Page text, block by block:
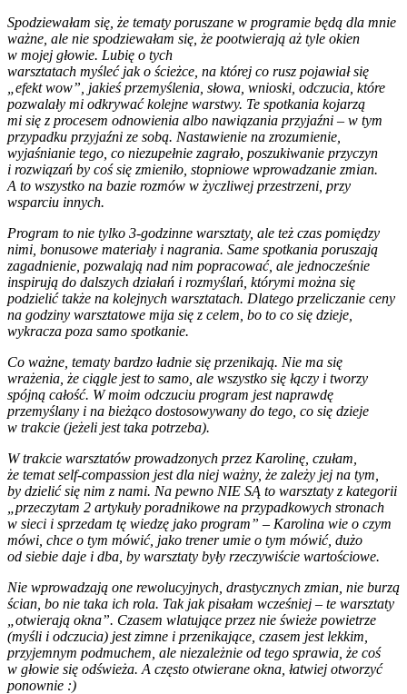
Spodziewałam się, że tematy poruszane w programie będą dla mnie
ważne, ale nie spodziewałam się, że pootwierają aż tyle okien
w mojej głowie. Lubię o tych
warsztatach myśleć jak o ścieżce, na której co rusz pojawiał się
„efekt wow”, jakieś przemyślenia, słowa, wnioski, odczucia, które
pozwalały mi odkrywać kolejne warstwy. Te spotkania kojarzą
mi się z procesem odnowienia albo nawiązania przyjaźni – w tym
przypadku przyjaźni ze sobą. Nastawienie na zrozumienie,
wyjaśnianie tego, co niezupełnie zagrało, poszukiwanie przyczyn
i rozwiązań by coś się zmieniło, stopniowe wprowadzanie zmian.
A to wszystko na bazie rozmów w życzliwej przestrzeni, przy
wsparciu innych.
Program to nie tylko 3-godzinne warsztaty, ale też czas pomiędzy
nimi, bonusowe materiały i nagrania. Same spotkania poruszają
zagadnienie, pozwalają nad nim popracować, ale jednocześnie
inspirują do dalszych działań i rozmyślań, którymi można się
podzielić także na kolejnych warsztatach. Dlatego przeliczanie ceny
na godziny warsztatowe mija się z celem, bo to co się dzieje,
wykracza poza samo spotkanie.
Co ważne, tematy bardzo ładnie się przenikają. Nie ma się
wrażenia, że ciągle jest to samo, ale wszystko się łączy i tworzy
spójną całość. W moim odczuciu program jest naprawdę
przemyślany i na bieżąco dostosowywany do tego, co się dzieje
w trakcie (jeżeli jest taka potrzeba).
W trakcie warsztatów prowadzonych przez Karolinę, czułam,
że temat self-compassion jest dla niej ważny, że zależy jej na tym,
by dzielić się nim z nami. Na pewno NIE SĄ to warsztaty z kategorii
„przeczytam 2 artykuły poradnikowe na przypadkowych stronach
w sieci i sprzedam tę wiedzę jako program” – Karolina wie o czym
mówi, chce o tym mówić, jako trener umie o tym mówić, dużo
od siebie daje i dba, by warsztaty były rzeczywiście wartościowe.
Nie wprowadzają one rewolucyjnych, drastycznych zmian, nie burzą
ścian, bo nie taka ich rola. Tak jak pisałam wcześniej – te warsztaty
„otwierają okna”. Czasem wlatujące przez nie świeże powietrze
(myśli i odczucia) jest zimne i przenikające, czasem jest lekkim,
przyjemnym podmuchem, ale niezależnie od tego sprawia, że coś
w głowie się odświeża. A często otwierane okna, łatwiej otworzyć
ponownie :)